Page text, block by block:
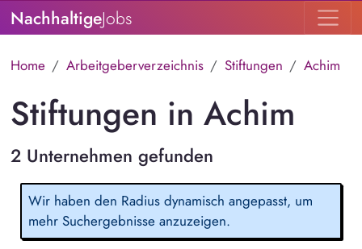
NachhaltigeJobs
Home Arbeitgeberverzeichnis Stiftungen Achim
Stiftungen in Achim
2 Unternehmen gefunden
Wir haben den Radius dynamisch angepasst, um
mehr Suchergebnisse anzuzeigen.